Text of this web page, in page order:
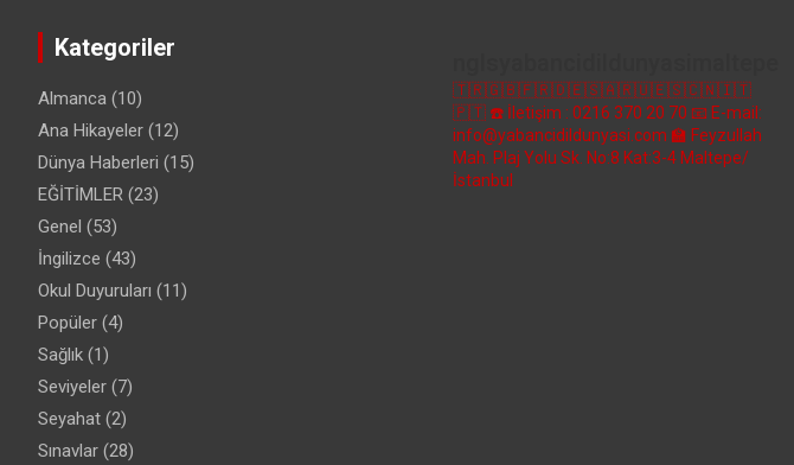
Kategoriler
Almanca (10)
Ana Hikayeler (12)
Dünya Haberleri (15)
EĞİTİMLER (23)
Genel (53)
İngilizce (43)
Okul Duyuruları (11)
Popüler (4)
Sağlık (1)
Seviyeler (7)
Seyahat (2)
Sınavlar (28)
🇹🇷🇬🇧🇫🇷🇩🇪🇸🇦🇷🇺🇪🇸🇨🇳🇮🇹
🇵🇹 ☎️ İletişim : 0216 370 20 70 📧 E-mail:
info@yabancidildunyasi.com 🏫 Feyzullah
Mah. Plaj Yolu Sk. No:8 Kat:3-4 Maltepe/
İstanbul